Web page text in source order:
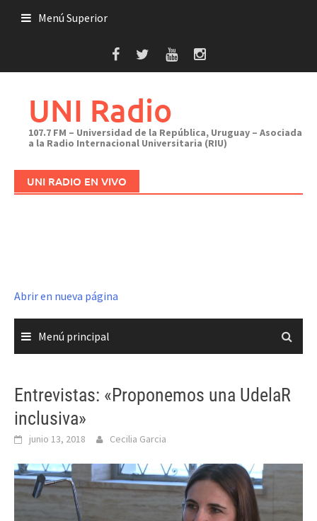
Menú Superior
UNI Radio
107.7 FM – Universidad de la República, Uruguay – Asociada
a la Radio Internacional Universitaria (RIU)
UNI RADIO EN VIVO
Abrir en nueva página
Menú principal
Entrevistas: «Proponemos una UdelaR
inclusiva»
junio 13, 2018 Cecilia Garcia